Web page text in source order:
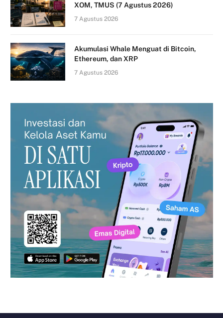
XOM, TMUS (7 Agustus 2026)
7 Agustus 2026
Akumulasi Whale Menguat di Bitcoin,
Ethereum, dan XRP
7 Agustus 2026